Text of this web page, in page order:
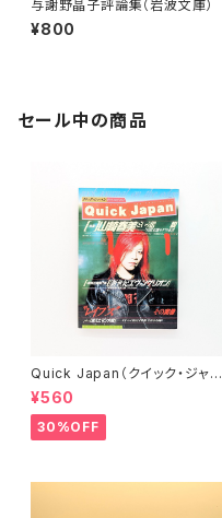
与謝野晶子評論集（岩波文庫）
¥800
セール中の商品
Quick Japan（クイック・ジャパ
ン）Vol.11
¥560
30%OFF